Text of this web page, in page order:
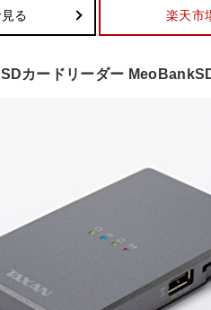
る 楽天市
カードリーダー